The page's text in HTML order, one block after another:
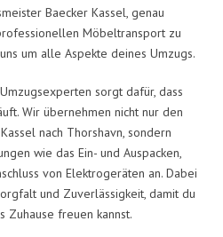
Baecker Kassel, genau
Möbeltransport zu
um alle Aspekte deines Umzugs.
sorgt dafür, dass
Wir übernehmen nicht nur den
nach Thorshavn, sondern
wie das Ein- und Auspacken,
von Elektrogeräten an. Dabei
und Zuverlässigkeit, damit du
Zuhause freuen kannst.